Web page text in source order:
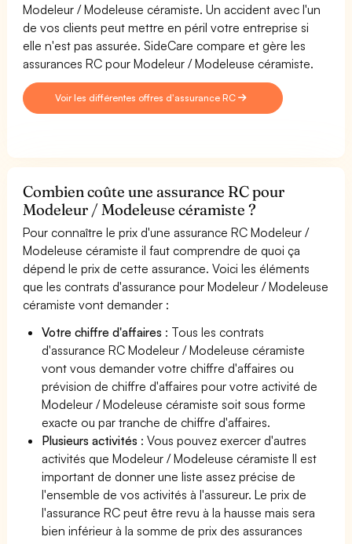
Modeleur / Modeleuse céramiste. Un accident avec l'un
de vos clients peut mettre en péril votre entreprise si
elle n'est pas assurée. SideCare compare et gère les
assurances RC pour Modeleur / Modeleuse céramiste.
Voir les différentes offres d'assurance RC
Combien coûte une assurance RC pour
Modeleur / Modeleuse céramiste ?
Pour connaître le prix d'une assurance RC Modeleur /
Modeleuse céramiste il faut comprendre de quoi ça
dépend le prix de cette assurance. Voici les éléments
que les contrats d'assurance pour Modeleur / Modeleuse
céramiste vont demander :
Votre chiffre d'affaires : Tous les contrats
d'assurance RC Modeleur / Modeleuse céramiste
vont vous demander votre chiffre d'affaires ou
prévision de chiffre d'affaires pour votre activité de
Modeleur / Modeleuse céramiste soit sous forme
exacte ou par tranche de chiffre d'affaires.
Plusieurs activités : Vous pouvez exercer d'autres
activités que Modeleur / Modeleuse céramiste Il est
important de donner une liste assez précise de
l'ensemble de vos activités à l'assureur. Le prix de
l'assurance RC peut être revu à la hausse mais sera
bien inférieur à la somme de prix des assurances